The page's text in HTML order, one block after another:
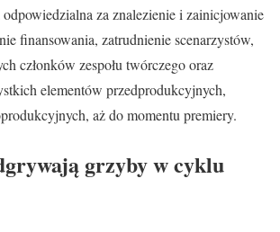
za znalezienie i zainicjowanie
finansowania, zatrudnienie scenarzystów,
członków zespołu twórczego oraz
elementów przedprodukcyjnych,
aż do momentu premiery.
grzyby w cyklu